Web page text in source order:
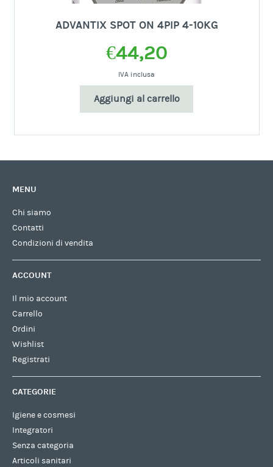
ADVANTIX SPOT ON 4PIP 4-10KG
€44,20
IVA inclusa
Aggiungi al carrello
MENU
Chi siamo
Contatti
Condizioni di vendita
ACCOUNT
Il mio account
Carrello
Ordini
Wishlist
Registrati
CATEGORIE
Igiene e cosmesi
Integratori
Senza categoria
Articoli sanitari